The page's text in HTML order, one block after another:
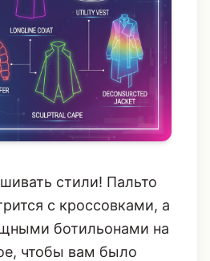
стили! Пальто
с кроссовками, а
ботильонами на
чтобы вам было